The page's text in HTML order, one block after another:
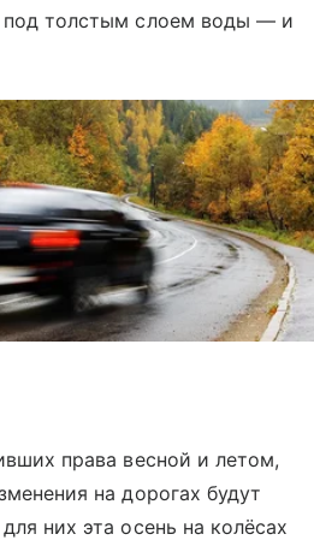
под толстым слоем воды — и
права весной и летом,
на дорогах будут
них эта осень на колёсах